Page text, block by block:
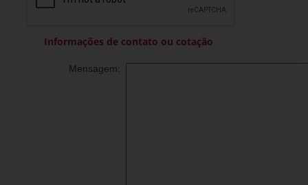
Informações de contato ou cotação
Mensagem: